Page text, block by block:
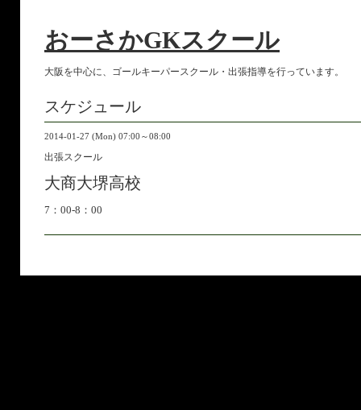
おーさかGKスクール
大阪を中心に、ゴールキーパースクール・出張指導を行っています。
スケジュール
2014-01-27 (Mon) 07:00～08:00
出張スクール
大商大堺高校
7：00-8：00